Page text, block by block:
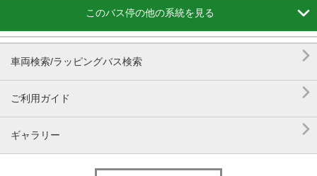
このバス停の他の系統を見る 
車両検索/ラッピングバス検索 
ご利用ガイド 
ギャラリー 